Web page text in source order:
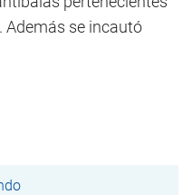
Además se incautó